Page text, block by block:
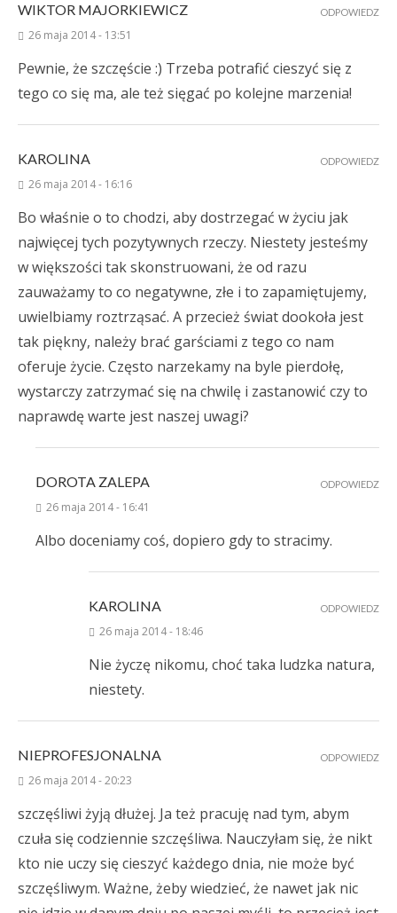
WIKTOR MAJORKIEWICZ
26 maja 2014 - 13:51
Pewnie, że szczęście :) Trzeba potrafić cieszyć się z
tego co się ma, ale też sięgać po kolejne marzenia!
ODPOWIEDZ
KAROLINA
26 maja 2014 - 16:16
Bo właśnie o to chodzi, aby dostrzegać w życiu jak
najwięcej tych pozytywnych rzeczy. Niestety jesteśmy
w większości tak skonstruowani, że od razu
zauważamy to co negatywne, złe i to zapamiętujemy,
uwielbiamy roztrząsać. A przecież świat dookoła jest
tak piękny, należy brać garściami z tego co nam
oferuje życie. Często narzekamy na byle pierdołę,
wystarczy zatrzymać się na chwilę i zastanowić czy to
naprawdę warte jest naszej uwagi?
ODPOWIEDZ
DOROTA ZALEPA
26 maja 2014 - 16:41
Albo doceniamy coś, dopiero gdy to stracimy.
ODPOWIEDZ
KAROLINA
26 maja 2014 - 18:46
Nie życzę nikomu, choć taka ludzka natura,
niestety.
ODPOWIEDZ
NIEPROFESJONALNA
26 maja 2014 - 20:23
szczęśliwi żyją dłużej. Ja też pracuję nad tym, abym
czuła się codziennie szczęśliwa. Nauczyłam się, że nikt
kto nie uczy się cieszyć każdego dnia, nie może być
szczęśliwym. Ważne, żeby wiedzieć, że nawet jak nic
ODPOWIEDZ